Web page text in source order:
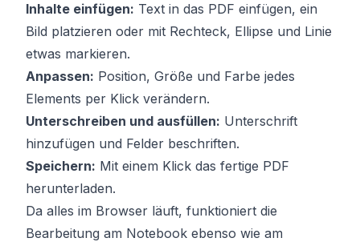
Inhalte einfügen: Text in das PDF einfügen, ein
Bild platzieren oder mit Rechteck, Ellipse und Linie
etwas markieren.
Anpassen: Position, Größe und Farbe jedes
Elements per Klick verändern.
Unterschreiben und ausfüllen: Unterschrift
hinzufügen und Felder beschriften.
Speichern: Mit einem Klick das fertige PDF
herunterladen.
Da alles im Browser läuft, funktioniert die
Bearbeitung am Notebook ebenso wie am